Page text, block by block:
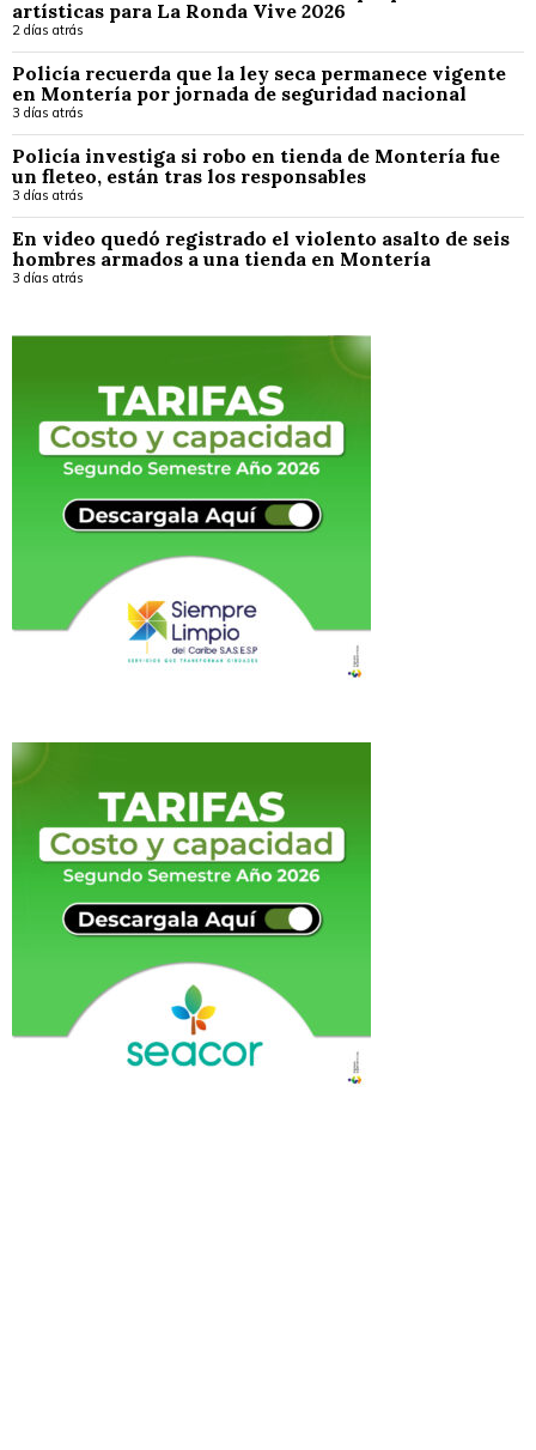
artísticas para La Ronda Vive 2026
2 días atrás
Policía recuerda que la ley seca permanece vigente
en Montería por jornada de seguridad nacional
3 días atrás
Policía investiga si robo en tienda de Montería fue
un fleteo, están tras los responsables
3 días atrás
En video quedó registrado el violento asalto de seis
hombres armados a una tienda en Montería
3 días atrás